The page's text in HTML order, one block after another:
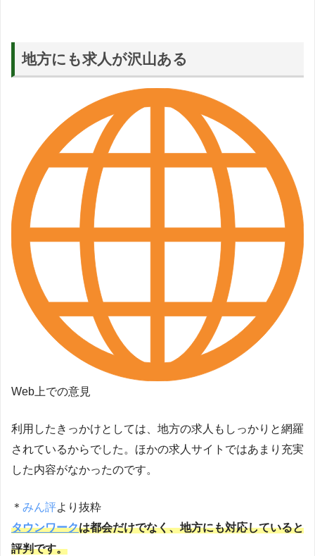
地方にも求人が沢山ある
Web上での意見
利用したきっかけとしては、地方の求人もしっかりと網羅
されているからでした。ほかの求人サイトではあまり充実
した内容がなかったのです。
＊ みん評より抜粋
タウンワークは都会だけでなく、地方にも対応していると
評判です。